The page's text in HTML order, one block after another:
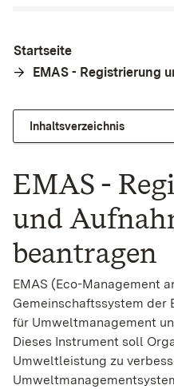
Startseite
EMAS - Registrierung
Inhaltsverzeichnis
EMAS -
und
beantragen
EMAS (Eco-Management
Gemeinschaftssystem der
für Umweltmanagement
Dieses Instrument soll
Umweltleistung zu